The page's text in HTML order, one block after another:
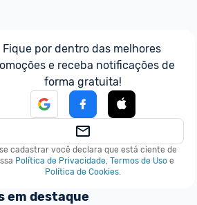
Fique por dentro das melhores
e receba notificações de
forma gratuita!
cadastrar você declara que está ciente de
Política de Privacidade, Termos de Uso e
Política de Cookies.
em destaque